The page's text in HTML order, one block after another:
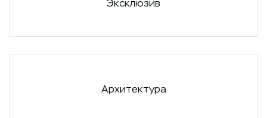
Эксклюзив
Архитектура